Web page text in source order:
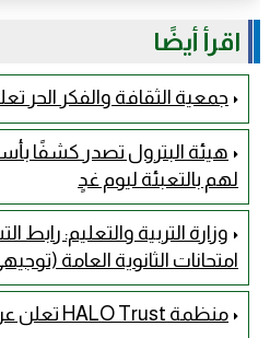
اقرأ أيضًا
جمعية الثقافة والفكر
هيئة البترول تصدر كشفًا
لهم بالتعبئة ليوم غدٍ
وزارة التربية والتعليم: رابط
امتحانات الثانوية العامة
منظمة HALO Trust تعلن عن وظائف شاغرة